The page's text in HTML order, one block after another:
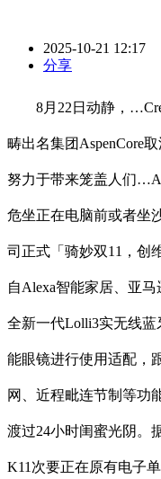
2025-10-21 12:17
分享
8月22日动静，
畴出名集团AspenCore
努力于带来笼盖人们
危坐正在电脑前或者坐
司正式「骑妙双11，创
自Alexa智能家居、亚
全新一代Lolli3实无线
能眼镜进行使用适配，
网、近程毗连节制等功
渡过24小时闺蜜光阴。
K11次要正在原有电子